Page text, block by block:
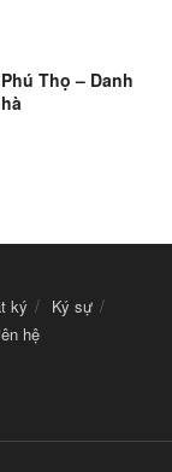
Thọ – Danh
ký
Ký sự
hệ